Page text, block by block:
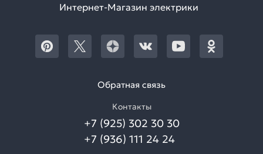
Интернет-Магазин электрики
Обратная связь
Контакты
+7 (925) 302 30 30
+7 (936) 111 24 24